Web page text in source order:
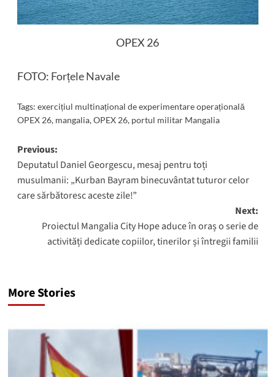
OPEX 26
FOTO: Forțele Navale
Tags: exercițiul multinațional de experimentare operațională
OPEX 26, mangalia,OPEX 26, portul militar Mangalia
Post
navigation
Previous:
Deputatul Daniel Georgescu, mesaj pentru toți
musulmanii: „Kurban Bayram binecuvântat tuturor celor
care sărbătoresc aceste zile!”
Next:
Proiectul Mangalia City Hope aduce în oraș o serie de
activități dedicate copiilor, tinerilor și întregii familii
More Stories